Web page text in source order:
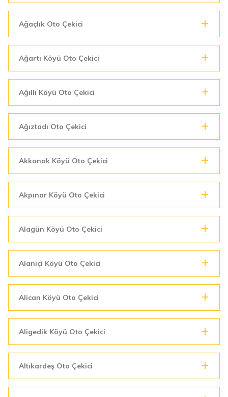
Ağaçlık Oto Çekici
Ağartı Köyü Oto Çekici
Ağıllı Köyü Oto Çekici
Ağıztadı Oto Çekici
Akkonak Köyü Oto Çekici
Akpınar Köyü Oto Çekici
Alagün Köyü Oto Çekici
Alaniçi Köyü Oto Çekici
Alican Köyü Oto Çekici
Aligedik Köyü Oto Çekici
Altıkardeş Oto Çekici